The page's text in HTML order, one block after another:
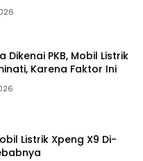
Dikenai PKB, Mobil Listrik
Karena Faktor Ini
Listrik Xpeng X9 Di-